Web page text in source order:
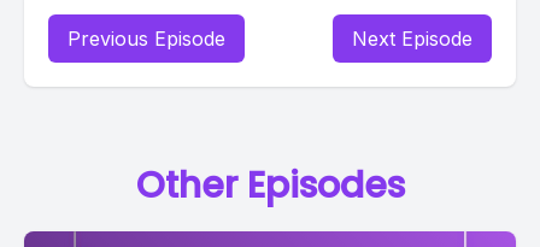
Previous Episode Next Episode
Other Episodes